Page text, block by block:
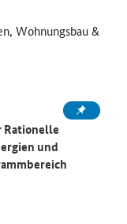
Wohnungsbau &
Rationelle
und